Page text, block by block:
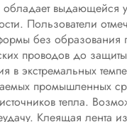
выдающейся
Пользователи
без образования
проводов до
в экстремальных
промышленных
тепла.
Клеящая